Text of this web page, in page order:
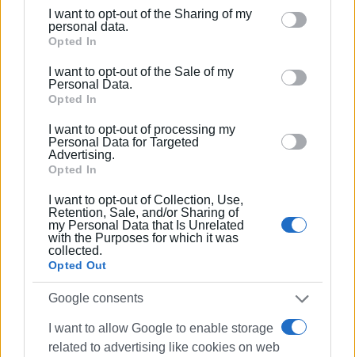
Please note that this website/app uses one or more
Google services and may gather and store information
behaviour. You may click to grant or deny consent to
Google and its third-party tags to use your data for
section.
I want to opt-out of the Sharing of my
personal data.
Opted In
I want to opt-out of the Sale of my
Personal Data.
Opted In
I want to opt-out of processing my
Personal Data for Targeted
Advertising.
Opted In
I want to opt-out of Collection, Use,
Retention, Sale, and/or Sharing of
my Personal Data that Is Unrelated
with the Purposes for which it was
collected.
Opted Out
Google consents
I want to allow Google to enable storage
related to advertising like cookies on web
«Αθλητική Πορεία της Κέρκυρας», ενώ από τις
αρχές του ΄92 και για 25 χρόνια στο «Κερκυραϊκό
Βήμα». Από το 1994 εκδότης - διευθυντής στα
«Κερκυραϊκά Σπορ» και από το 2000 και για 15
χρόνια στο «ΦΩΣ των ΣΠΟΡ». Από το 2015
εργάζεται στην «ΕΝΗΜΕΡΩΣΗ», ενώ
συνεργάστηκε με την τηλεόραση του Corfu
Channel (στα πρώτα χρόνια λειτουργίας του) και
Start TV, συνολικά 15 χρόνια.
Ακολουθήστε το enimerosi στο Facebook
Συνδρομητές στο e-paper